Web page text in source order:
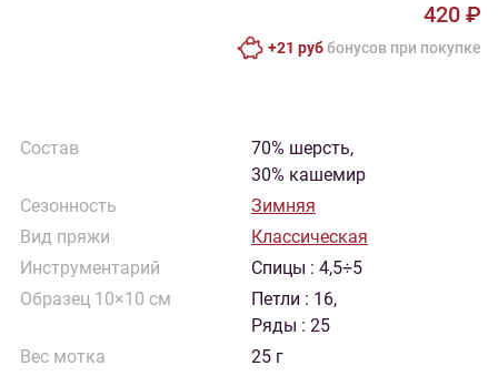
420 ₽
+21 руббонусов при покупке
Состав
70% шерсть,
30% кашемир
Сезонность
Зимняя
Вид пряжи
Классическая
Инструментарий
Спицы : 4,5÷5
Образец 10×10 см
Петли : 16,
Ряды : 25
Вес мотка
25 г